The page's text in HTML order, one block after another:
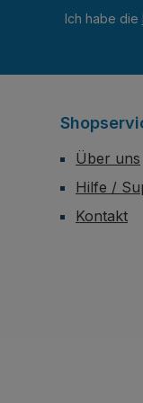
Ich habe die
Über uns
Hilfe /
Kontakt